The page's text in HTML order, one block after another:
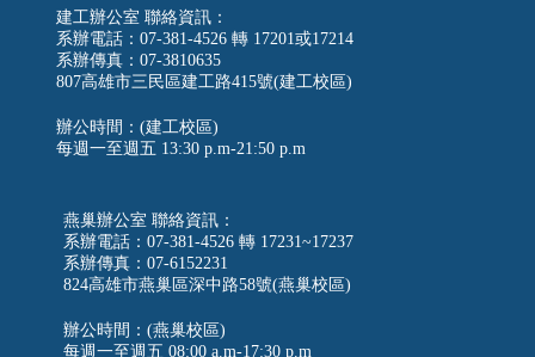
建工辦公室 聯絡資訊：
系辦電話：07-381-4526 轉 17201或17214
系辦傳真：07-3810635
807高雄市三民區建工路415號(建工校區)
辦公時間：(建工校區)
每週一至週五 13:30 p.m-21:50 p.m
燕巢辦公室 聯絡資訊：
系辦電話：07-381-4526 轉 17231~17237
系辦傳真：07-6152231
824高雄市燕巢區深中路58號(燕巢校區)
辦公時間：(燕巢校區)
每週一至週五 08:00 a.m-17:30 p.m